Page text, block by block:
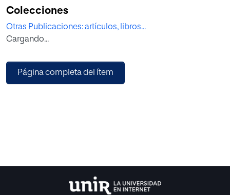
median la distribución y el ejercicio del poder en las
relaciones sociales. A través de las aportaciones de
autoras y autores como Hochschild, Gordon, Burkitt y
regulan la expresión y experiencia emocional, y cómo
estas normas están atravesadas por relaciones
destacando su valor analítico para el estudio de la
dominación y la agencia.
Colecciones
Otras Publicaciones: artículos, libros...
Cargando...
Página completa del ítem